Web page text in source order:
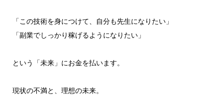
「この技術を身につけて、自分も先生になりたい」
「副業でしっかり稼げるようになりたい」
という「未来」にお金を払います。
現状の不満と、理想の未来。